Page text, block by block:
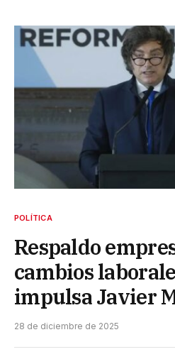
POLÍTICA
Respaldo
cambios
impulsa Javier
28 de diciembre de 2025